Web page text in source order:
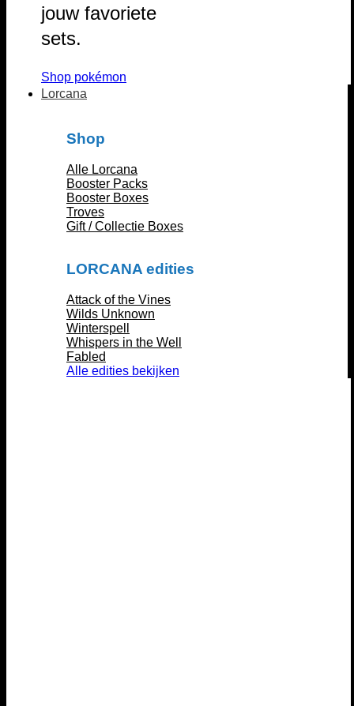
jouw favoriete
sets.
Shop pokémon
Lorcana
Shop
Alle Lorcana
Booster Packs
Booster Boxes
Troves
Gift / Collectie Boxes
LORCANA edities
Attack of the Vines
Wilds Unknown
Winterspell
Whispers in the Well
Fabled
Alle edities bekijken